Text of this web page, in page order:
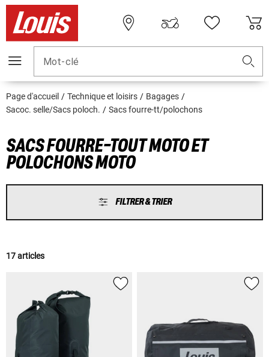
Mot-clé
Page d'accueil Technique et loisirs
Bagages
Sacoc. selle/Sacs poloch.
Sacs fourre-tt/polochons
SACS FOURRE-TOUT MOTO ET
POLOCHONS MOTO
FILTRER & TRIER
17 articles